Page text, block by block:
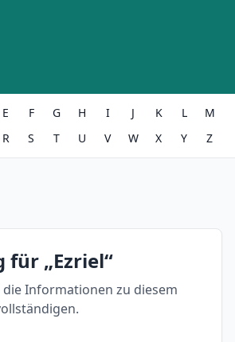
E F G H I J K L
M
R S T U V W X Y Z
für „Ezriel“
die Informationen zu diesem